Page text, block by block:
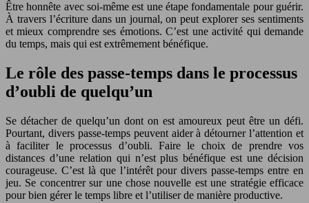
Être honnête avec soi-même est une étape fondamentale pour guérir.
À travers l’écriture dans un journal, on peut explorer ses sentiments
et mieux comprendre ses émotions. C’est une activité qui demande
du temps, mais qui est extrêmement bénéfique.
Le rôle des passe-temps dans le processus
d’oubli de quelqu’un
Se détacher de quelqu’un dont on est amoureux peut être un défi.
Pourtant, divers passe-temps peuvent aider à détourner l’attention et
à faciliter le processus d’oubli. Faire le choix de prendre vos
distances d’une relation qui n’est plus bénéfique est une décision
courageuse. C’est là que l’intérêt pour divers passe-temps entre en
jeu. Se concentrer sur une chose nouvelle est une stratégie efficace
pour bien gérer le temps libre et l’utiliser de manière productive.